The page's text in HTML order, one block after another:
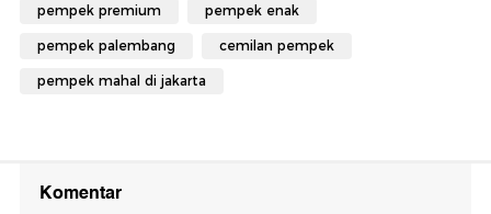
pempek premium pempek enak
pempek palembang cemilan pempek
pempek mahal di jakarta
Komentar